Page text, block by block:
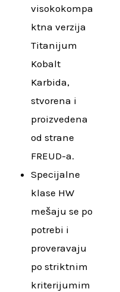
visokokompa
ktna verzija
Titanijum
Kobalt
Karbida,
stvorena i
proizvedena
od strane
FREUD-a.
Specijalne
klase HW
mešaju se po
potrebi i
proveravaju
po striktnim
kriterijumim